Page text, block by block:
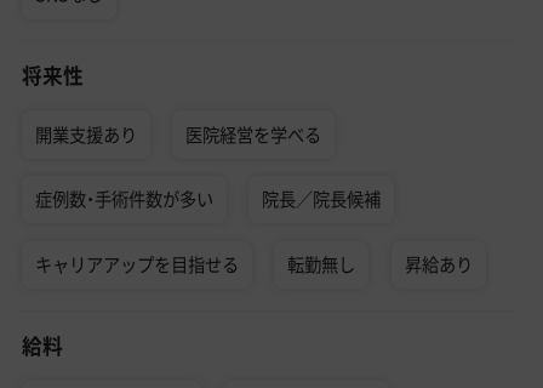
将来性
開業支援あり 医院経営を学べる
症例数・手術件数が多い 院長／院長候補
キャリアアップを目指せる 転勤無し 昇給あり
給料